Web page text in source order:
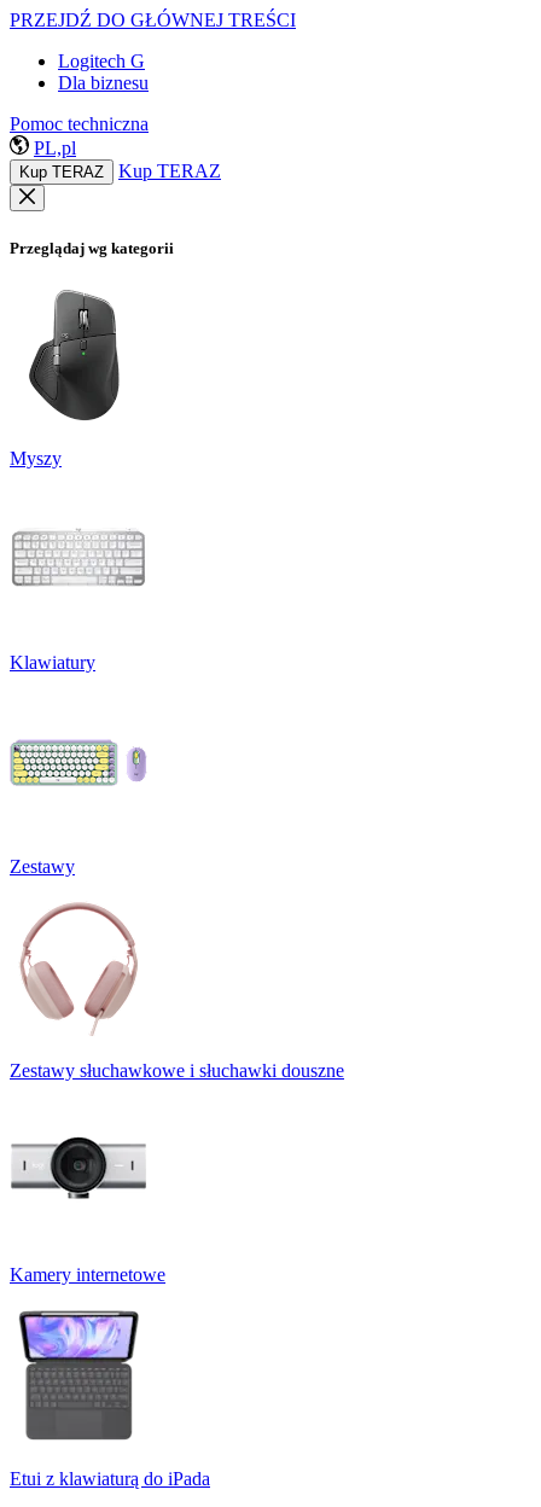
PRZEJDŹ DO GŁÓWNEJ TREŚCI
Logitech G
Dla biznesu
Pomoc techniczna
PL,pl
Kup TERAZ Kup TERAZ
Przeglądaj wg kategorii
Myszy
Klawiatury
Zestawy
Zestawy słuchawkowe i słuchawki douszne
Kamery internetowe
Etui z klawiaturą do iPada